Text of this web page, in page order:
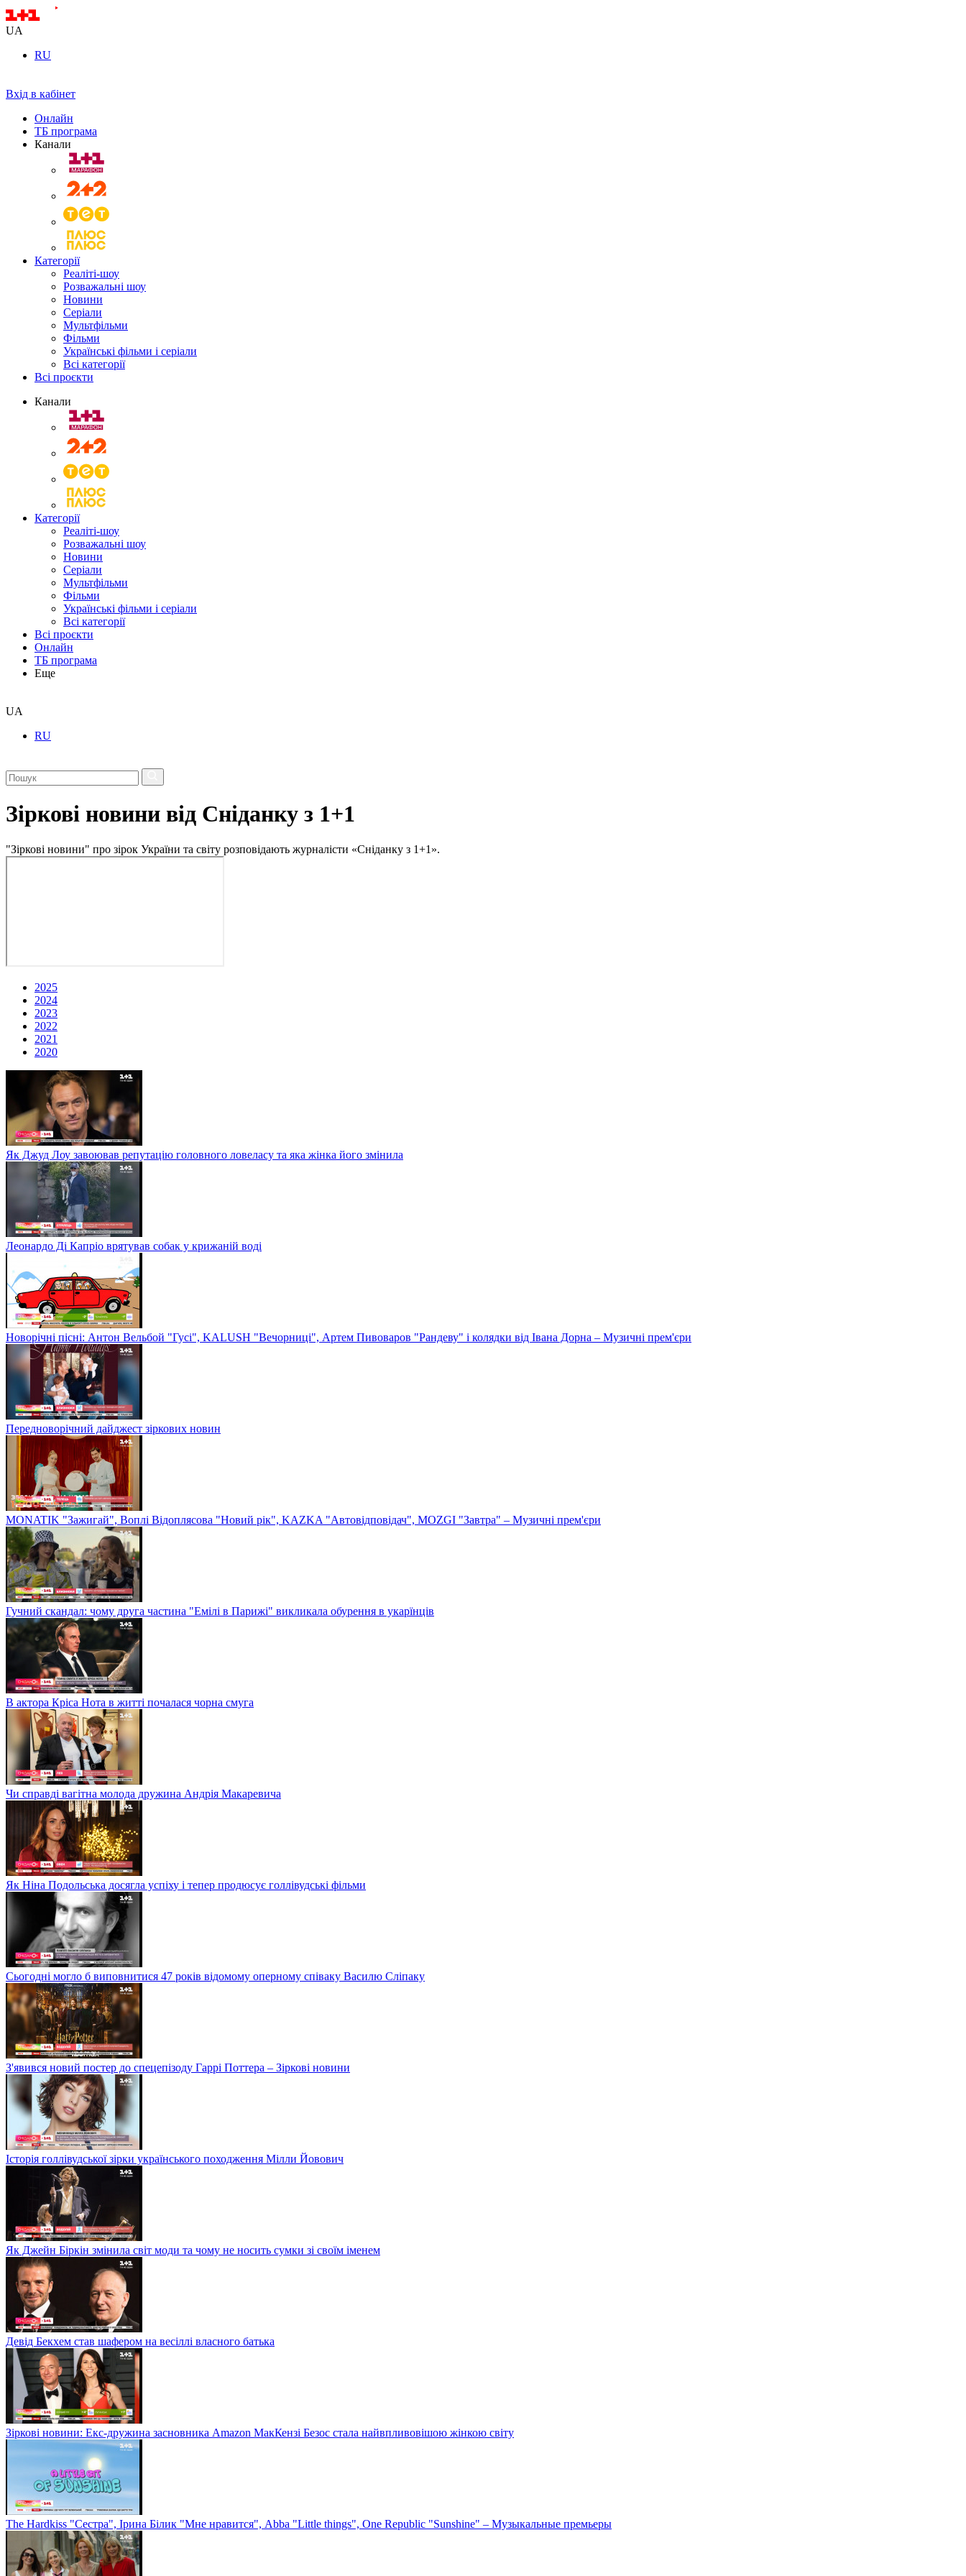
UA
RU
Вхід в кабінет
Онлайн
ТБ програма
Канали
Категорії
Реаліті-шоу
Розважальні шоу
Новини
Серіали
Мультфільми
Фільми
Українські фільми і серіали
Всі категорії
Всі проєкти
Канали
Категорії
Реаліті-шоу
Розважальні шоу
Новини
Серіали
Мультфільми
Фільми
Українські фільми і серіали
Всі категорії
Всі проєкти
Онлайн
ТБ програма
Еще
UA
RU
Зіркові новини від Сніданку з 1+1
"Зіркові новини" про зірок України та світу розповідають журналісти «Сніданку з 1+1».
2025
2024
2023
2022
2021
2020
Як Джуд Лоу завоював репутацію головного ловеласу та яка жінка його змінила
Леонардо Ді Капріо врятував собак у крижаній воді
Новорічні пісні: Антон Вельбой "Гусі", KALUSH "Вечорниці", Артем Пивоваров "Рандеву" і колядки від Івана Дорна – Музичні прем'єри
Передноворічний дайджест зіркових новин
MONATIK "Зажигай", Воплі Відоплясова "Новий рік", KAZKA "Автовідповідач", MOZGI "Завтра" – Музичні прем'єри
Гучний скандал: чому друга частина "Емілі в Парижі" викликала обурення в укарїнців
В актора Кріса Нота в житті почалася чорна смуга
Чи справді вагітна молода дружина Андрія Макаревича
Як Ніна Подольська досягла успіху і тепер продюсує голлівудські фільми
Сьогодні могло б виповнитися 47 років відомому оперному співаку Василю Сліпаку
З'явився новий постер до спецепізоду Гаррі Поттера – Зіркові новини
Історія голлівудської зірки українського походження Мілли Йовович
Як Джейн Біркін змінила світ моди та чому не носить сумки зі своїм іменем
Девід Бекхем став шафером на весіллі власного батька
Зіркові новини: Екс-дружина засновника Amazon МакКензі Безос стала найвпливовішою жінкою світу
The Hardkiss "Сестра", Ірина Білик "Мне нравится", Abba "Little things", One Republic "Sunshine" – Музыкальные премьеры